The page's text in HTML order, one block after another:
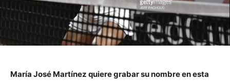
María José Martínez quiere grabar su nombre en esta